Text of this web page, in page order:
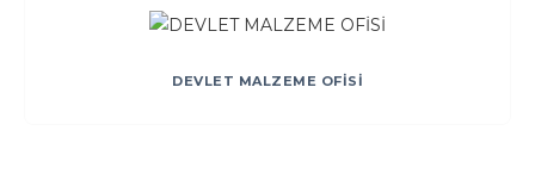
DEVLET MALZEME OFİSİ